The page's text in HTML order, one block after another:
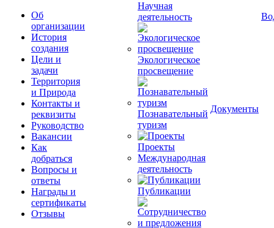
Об
организации
История
создания
Цели и
задачи
Территория
и Природа
Контакты и
реквизиты
Руководство
Вакансии
Как
добраться
Вопросы и
ответы
Награды и
сертификаты
Отзывы
Научная
деятельность
Экологическое
просвещение
Познавательный
туризм
Проекты
Международная
деятельность
Публикации
Документы